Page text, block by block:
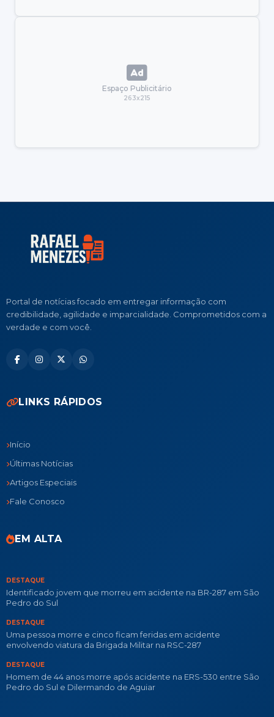
Espaço Publicitário
263x215
Portal de notícias focado em entregar informação com
credibilidade, agilidade e imparcialidade. Comprometidos com a
verdade e com você.
LINKS RÁPIDOS
Início
Últimas Notícias
Artigos Especiais
Fale Conosco
EM ALTA
DESTAQUE
Identificado jovem que morreu em acidente na BR-287 em São
Pedro do Sul
DESTAQUE
Uma pessoa morre e cinco ficam feridas em acidente
envolvendo viatura da Brigada Militar na RSC-287
DESTAQUE
Homem de 44 anos morre após acidente na ERS-530 entre São
Pedro do Sul e Dilermando de Aguiar